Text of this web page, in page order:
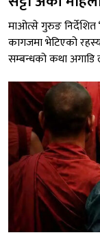
माओत्से गुरुङ निर्देशित
कागजमा भेटिएको
सम्बन्धको कथा अगाडि